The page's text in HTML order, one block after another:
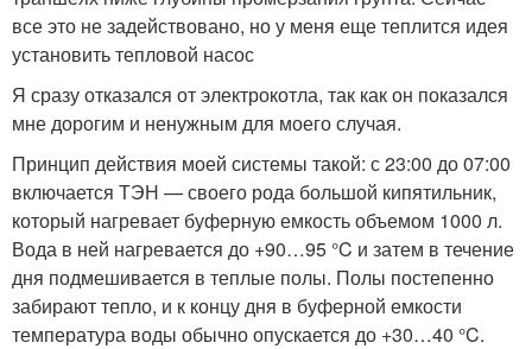
все это не задействовано, но у меня еще теплится идея
установить тепловой насос
Я сразу отказался от электрокотла, так как он показался
мне дорогим и ненужным для моего случая.
Принцип действия моей системы такой: с 23:00 до 07:00
включается ТЭН — своего рода большой кипятильник,
который нагревает буферную емкость объемом 1000 л.
Вода в ней нагревается до +90…95 °C и затем в течение
дня подмешивается в теплые полы. Полы постепенно
забирают тепло, и к концу дня в буферной емкости
температура воды обычно опускается до +30…40 °C.